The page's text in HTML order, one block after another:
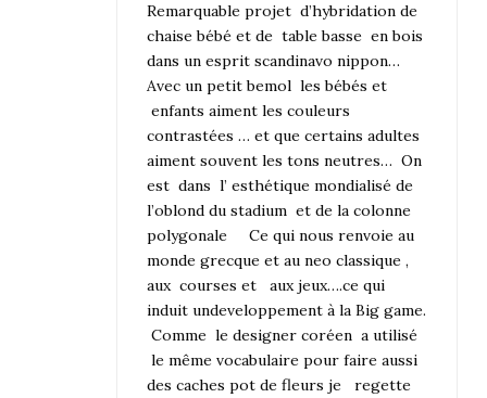
Remarquable projet d’hybridation de
chaise bébé et de table basse en bois
dans un esprit scandinavo nippon…
Avec un petit bemol les bébés et
enfants aiment les couleurs
contrastées … et que certains adultes
aiment souvent les tons neutres… On
est dans l’ esthétique mondialisé de
l’oblond du stadium et de la colonne
polygonale Ce qui nous renvoie au
monde grecque et au neo classique ,
aux courses et aux jeux….ce qui
induit undeveloppement à la Big game.
Comme le designer coréen a utilisé
le même vocabulaire pour faire aussi
des caches pot de fleurs je regette